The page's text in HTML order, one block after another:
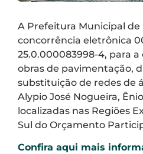
A Prefeitura Municipal
concorrência eletrônica
25.0.000083998-4, para
obras de pavimentação,
substituição de redes de
Alypio José Nogueira,
localizadas nas Regiões
Sul do Orçamento
Confira aqui mais